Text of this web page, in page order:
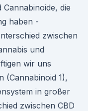
die
haben -
zwischen
und
wir uns
(Cannabinoid 1),
in großer
zwischen CBD